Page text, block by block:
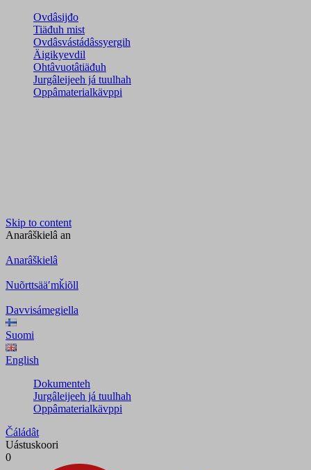
Ovdâsijđo
Tiäđuh mist
Ovdâsvástádâssyergih
Äigikyevdil
Ohtâvuotâtiäđuh
Jurgâleijeeh já tuulhah
Oppâmaterialkävppi
Skip to content
Anarâškielâ an
Anarâškielâ
Nuõrttsääʹmǩiõll
Davvisámegiella
Suomi
English
Dokumenteh
Jurgâleijeeh já tuulhah
Oppâmaterialkävppi
Čáládât
Uástuskoori
0